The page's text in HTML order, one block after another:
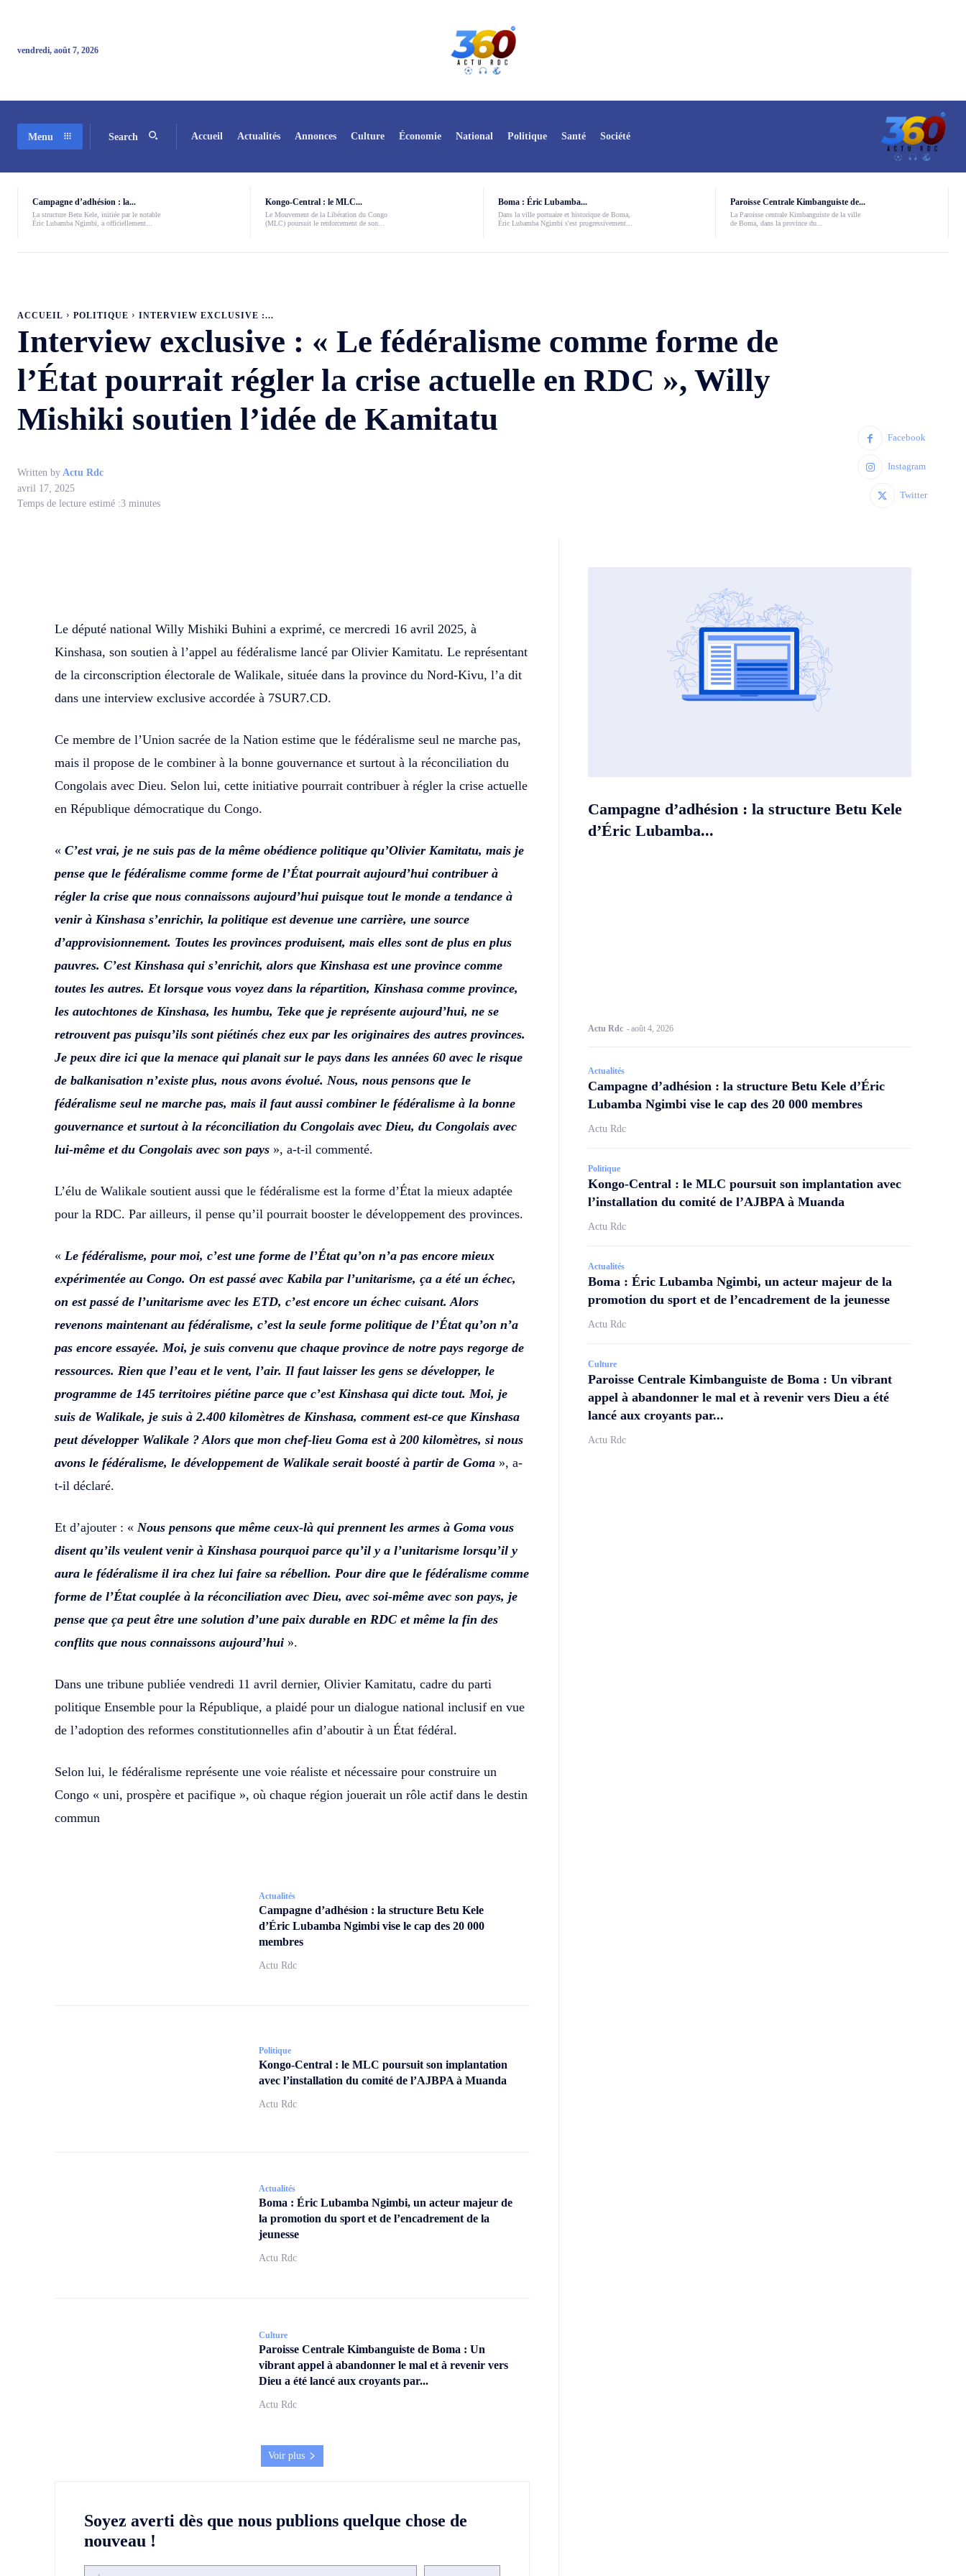
vendredi, août 7, 2026
Menu Search Accueil Actualités Annonces Culture Économie National Politique Santé Société
Campagne d’adhésion : la...
La structure Betu Kele, initiée par le notable
Éric Lubamba Ngimbi, a officiellement...
Kongo-Central : le MLC...
Le Mouvement de la Libération du Congo
(MLC) poursuit le renforcement de son...
Boma : Éric Lubamba...
Dans la ville portuaire et historique de Boma,
Éric Lubamba Ngimbi s'est progressivement...
Paroisse Centrale Kimbanguiste de...
La Paroisse centrale Kimbanguiste de la ville
de Boma, dans la province du...
ACCUEIL POLITIQUE INTERVIEW EXCLUSIVE :...
Interview exclusive : « Le fédéralisme comme forme de
l’État pourrait régler la crise actuelle en RDC », Willy
Mishiki soutien l’idée de Kamitatu
Written by Actu Rdc
avril 17, 2025
Temps de lecture estimé :3 minutes
Facebook
Instagram
Twitter
Le député national Willy Mishiki Buhini a exprimé, ce mercredi 16 avril 2025, à
Kinshasa, son soutien à l’appel au fédéralisme lancé par Olivier Kamitatu. Le représentant
de la circonscription électorale de Walikale, située dans la province du Nord-Kivu, l’a dit
dans une interview exclusive accordée à 7SUR7.CD.
Ce membre de l’Union sacrée de la Nation estime que le fédéralisme seul ne marche pas,
mais il propose de le combiner à la bonne gouvernance et surtout à la réconciliation du
Congolais avec Dieu. Selon lui, cette initiative pourrait contribuer à régler la crise actuelle
en République démocratique du Congo.
« C’est vrai, je ne suis pas de la même obédience politique qu’Olivier Kamitatu, mais je
pense que le fédéralisme comme forme de l’État pourrait aujourd’hui contribuer à
régler la crise que nous connaissons aujourd’hui puisque tout le monde a tendance à
venir à Kinshasa s’enrichir, la politique est devenue une carrière, une source
d’approvisionnement. Toutes les provinces produisent, mais elles sont de plus en plus
pauvres. C’est Kinshasa qui s’enrichit, alors que Kinshasa est une province comme
toutes les autres. Et lorsque vous voyez dans la répartition, Kinshasa comme province,
les autochtones de Kinshasa, les humbu, Teke que je représente aujourd’hui, ne se
retrouvent pas puisqu’ils sont piétinés chez eux par les originaires des autres provinces.
Je peux dire ici que la menace qui planait sur le pays dans les années 60 avec le risque
de balkanisation n’existe plus, nous avons évolué. Nous, nous pensons que le
fédéralisme seul ne marche pas, mais il faut aussi combiner le fédéralisme à la bonne
gouvernance et surtout à la réconciliation du Congolais avec Dieu, du Congolais avec
lui-même et du Congolais avec son pays », a-t-il commenté.
L’élu de Walikale soutient aussi que le fédéralisme est la forme d’État la mieux adaptée
pour la RDC. Par ailleurs, il pense qu’il pourrait booster le développement des provinces.
« Le fédéralisme, pour moi, c’est une forme de l’État qu’on n’a pas encore mieux
expérimentée au Congo. On est passé avec Kabila par l’unitarisme, ça a été un échec,
on est passé de l’unitarisme avec les ETD, c’est encore un échec cuisant. Alors
revenons maintenant au fédéralisme, c’est la seule forme politique de l’État qu’on n’a
pas encore essayée. Moi, je suis convenu que chaque province de notre pays regorge de
ressources. Rien que l’eau et le vent, l’air. Il faut laisser les gens se développer, le
programme de 145 territoires piétine parce que c’est Kinshasa qui dicte tout. Moi, je
suis de Walikale, je suis à 2.400 kilomètres de Kinshasa, comment est-ce que Kinshasa
peut développer Walikale ? Alors que mon chef-lieu Goma est à 200 kilomètres, si nous
avons le fédéralisme, le développement de Walikale serait boosté à partir de Goma », a-
t-il déclaré.
Et d’ajouter : « Nous pensons que même ceux-là qui prennent les armes à Goma vous
disent qu’ils veulent venir à Kinshasa pourquoi parce qu’il y a l’unitarisme lorsqu’il y
aura le fédéralisme il ira chez lui faire sa rébellion. Pour dire que le fédéralisme comme
forme de l’État couplée à la réconciliation avec Dieu, avec soi-même avec son pays, je
pense que ça peut être une solution d’une paix durable en RDC et même la fin des
conflits que nous connaissons aujourd’hui ».
Dans une tribune publiée vendredi 11 avril dernier, Olivier Kamitatu, cadre du parti
politique Ensemble pour la République, a plaidé pour un dialogue national inclusif en vue
de l’adoption des reformes constitutionnelles afin d’aboutir à un État fédéral.
Selon lui, le fédéralisme représente une voie réaliste et nécessaire pour construire un
Congo « uni, prospère et pacifique », où chaque région jouerait un rôle actif dans le destin
commun
Actualités
Campagne d’adhésion : la structure Betu Kele
d’Éric Lubamba Ngimbi vise le cap des 20 000
membres
Actu Rdc
Politique
Kongo-Central : le MLC poursuit son implantation
avec l’installation du comité de l’AJBPA à Muanda
Actu Rdc
Actualités
Boma : Éric Lubamba Ngimbi, un acteur majeur de
la promotion du sport et de l’encadrement de la
jeunesse
Actu Rdc
Culture
Paroisse Centrale Kimbanguiste de Boma : Un
vibrant appel à abandonner le mal et à revenir vers
Dieu a été lancé aux croyants par...
Actu Rdc
Voir plus
Soyez averti dès que nous publions quelque chose de
nouveau !
Campagne d’adhésion : la structure Betu Kele
d’Éric Lubamba...
Actu Rdc -août 4, 2026
Actualités
Campagne d’adhésion : la structure Betu Kele d’Éric
Lubamba Ngimbi vise le cap des 20 000 membres
Actu Rdc
Politique
Kongo-Central : le MLC poursuit son implantation avec
l’installation du comité de l’AJBPA à Muanda
Actu Rdc
Actualités
Boma : Éric Lubamba Ngimbi, un acteur majeur de la
promotion du sport et de l’encadrement de la jeunesse
Actu Rdc
Culture
Paroisse Centrale Kimbanguiste de Boma : Un vibrant
appel à abandonner le mal et à revenir vers Dieu a été
lancé aux croyants par...
Actu Rdc